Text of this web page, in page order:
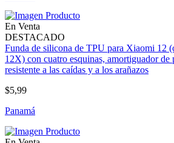
En Venta
DESTACADO
Funda de silicona de TPU para Xiaomi 12
12X) con cuatro esquinas, amortiguador de
resistente a las caídas y a los arañazos
$5,99
Panamá